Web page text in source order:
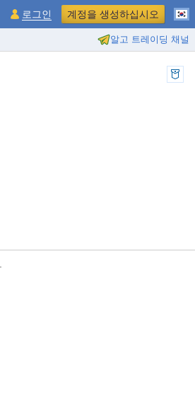
알고 트레이딩 채널
로그인 계정을 생성하십시오